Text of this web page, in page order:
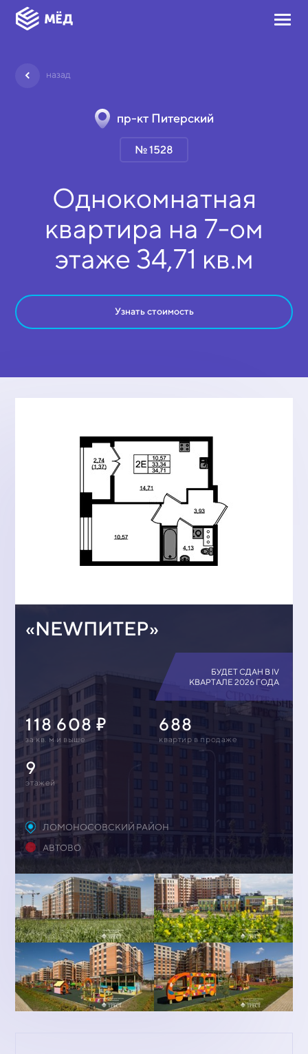
назад
пр-кт Питерский
№ 1528
Однокомнатная
квартира на 7-ом
этаже 34,71 кв.м
Узнать стоимость
«NEWПИТЕР»
БУДЕТ СДАН В IV
КВАРТАЛЕ 2026 ГОДА
118 608
за кв. м и выше
688
квартир в продаже
9
этажей
ЛОМОНОСОВСКИЙ РАЙОН
АВТОВО